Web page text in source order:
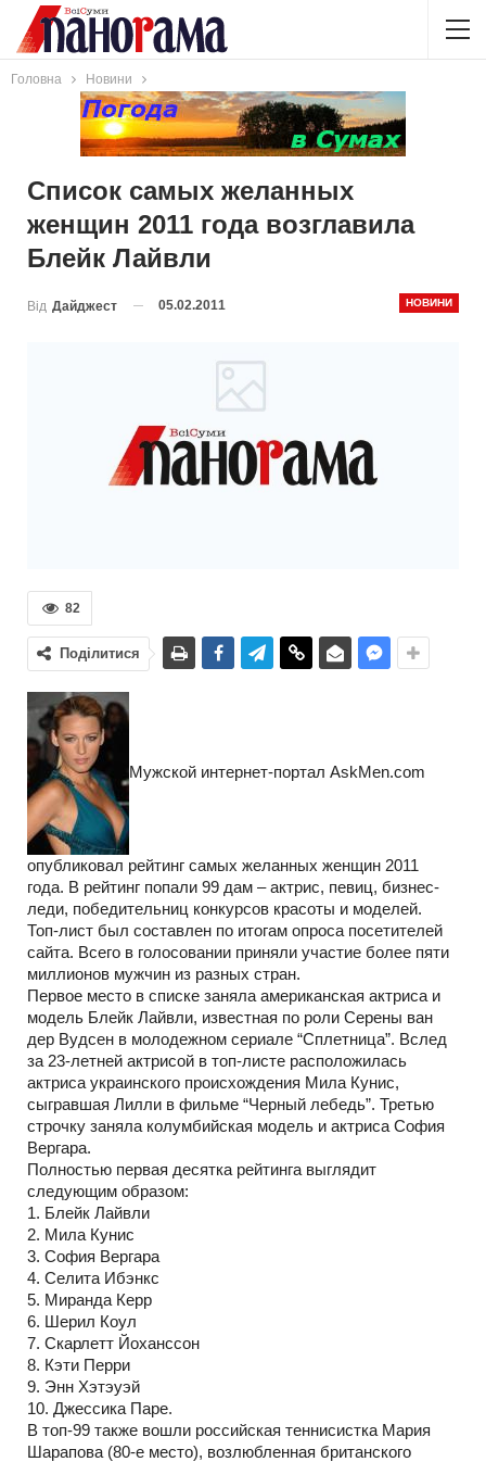
Головна Новини
Список самых желанных
женщин 2011 года возглавила
Блейк Лайвли
НОВИНИ
Від Дайджест 05.02.2011
82
Поділитися
Мужской интернет-портал AskMen.com
опубликовал рейтинг самых желанных женщин 2011
года. В рейтинг попали 99 дам – актрис, певиц, бизнес-
леди, победительниц конкурсов красоты и моделей.
Топ-лист был составлен по итогам опроса посетителей
сайта. Всего в голосовании приняли участие более пяти
миллионов мужчин из разных стран.
Первое место в списке заняла американская актриса и
модель Блейк Лайвли, известная по роли Серены ван
дер Вудсен в молодежном сериале “Сплетница”. Вслед
за 23-летней актрисой в топ-листе расположилась
актриса украинского происхождения Мила Кунис,
сыгравшая Лилли в фильме “Черный лебедь”. Третью
строчку заняла колумбийская модель и актриса София
Вергара.
Полностью первая десятка рейтинга выглядит
следующим образом:
1. Блейк Лайвли
2. Мила Кунис
3. София Вергара
4. Селита Ибэнкс
5. Миранда Керр
6. Шерил Коул
7. Скарлетт Йоханссон
8. Кэти Перри
9. Энн Хэтэуэй
10. Джессика Паре.
В топ-99 также вошли российская теннисистка Мария
Шарапова (80-е место), возлюбленная британского